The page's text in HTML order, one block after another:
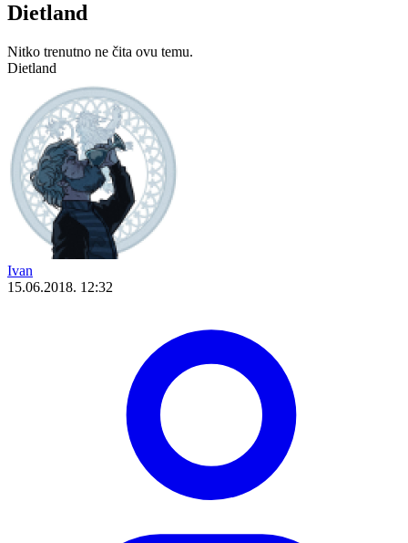
Dietland
Nitko trenutno ne čita ovu temu.
Dietland
Ivan
15.06.2018. 12:32